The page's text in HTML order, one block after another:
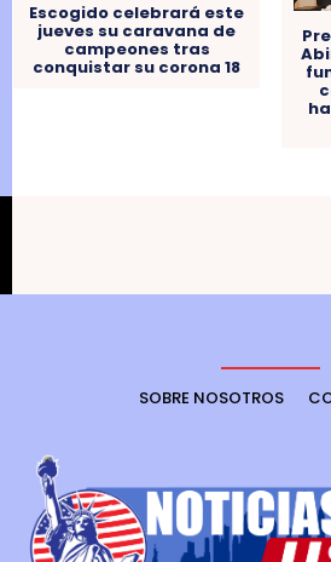
Escogido celebrará este
jueves su caravana de
campeones tras
conquistar su corona 18
SOBRE NOSOTROS